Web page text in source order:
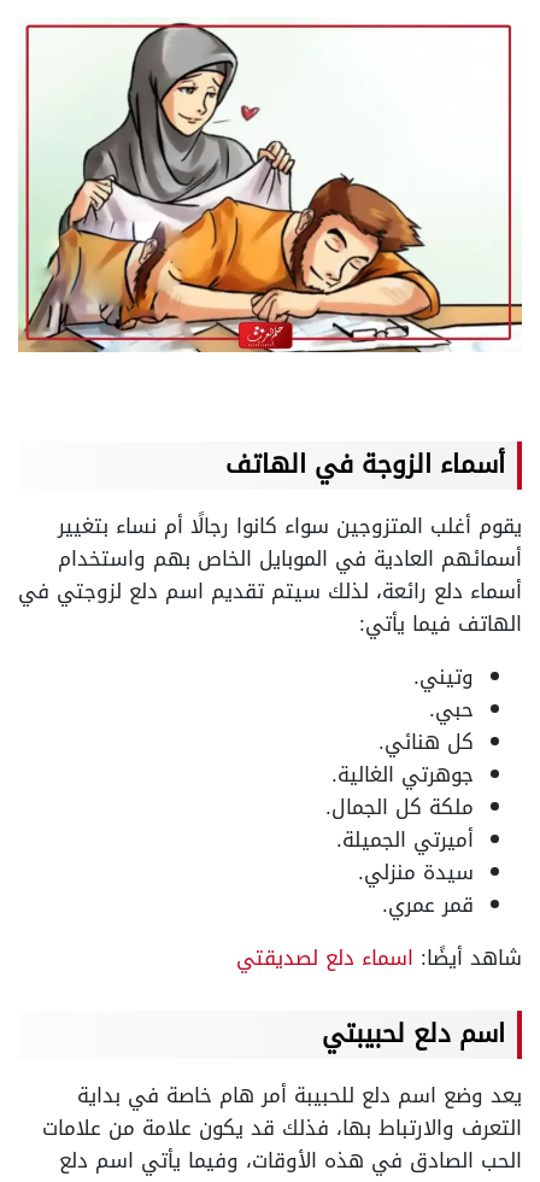
أسماء الزوجة في الهاتف
يقوم أغلب المتزوجين سواء كانوا رجالًا أم نساء بتغيير
أسمائهم العادية في الموبايل الخاص بهم واستخدام
أسماء دلع رائعة، لذلك سيتم تقديم اسم دلع لزوجتي في
الهاتف فيما يأتي:
وتيني.
حبي.
كل هنائي.
جوهرتي الغالية.
ملكة كل الجمال.
أميرتي الجميلة.
سيدة منزلي.
قمر عمري.
شاهد أيضًا: اسماء دلع لصديقتي
اسم دلع لحبيبتي
يعد وضع اسم دلع للحبيبة أمر هام خاصة في بداية
التعرف والارتباط بها، فذلك قد يكون علامة من علامات
الحب الصادق في هذه الأوقات، وفيما يأتي اسم دلع